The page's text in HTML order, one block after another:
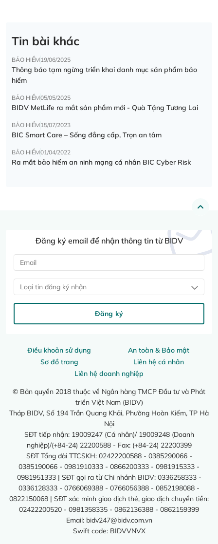
Tin bài khác
BẢO HIỂM19/06/2025
Thông báo tạm ngừng triển khai danh mục sản phẩm bảo
hiểm
BẢO HIỂM05/05/2025
BIDV MetLife ra mắt sản phẩm mới - Quà Tặng Tương Lai
BẢO HIỂM15/07/2023
BIC Smart Care – Sống đẳng cấp, Trọn an tâm
BẢO HIỂM01/04/2022
Ra mắt bảo hiểm an ninh mạng cá nhân BIC Cyber Risk
Điều khoản sử dụng
An toàn & Bảo mật
Sơ đồ trang
Liên hệ cá nhân
Liên hệ doanh nghiệp
© Bản quyền 2018 thuộc về Ngân hàng TMCP Đầu tư và Phát
triển Việt Nam (BIDV)
Tháp BIDV, Số 194 Trần Quang Khải, Phường Hoàn Kiếm, TP Hà
Nội
SĐT tiếp nhận: 19009247 (Cá nhân)/ 19009248 (Doanh
nghiệp)/(+84-24) 22200588 - Fax: (+84-24) 22200399
SĐT Tổng đài TTCSKH: 02422200588 - 0385290066 -
0385190066 - 0981910333 - 0866200333 - 0981915333 -
0981951333 | SĐT gọi ra từ Chi nhánh BIDV: 0336258333 -
0336128333 - 0766069388 - 0766056388 - 0852198088 -
0822150068 | SĐT xác minh giao dịch thẻ, giao dịch chuyển tiền:
02422200520 - 0981358335 - 0862136388 - 0862159399
Email: bidv247@bidv.com.vn
Swift code: BIDVVNVX
Đăng ký email để nhận thông tin từ BIDV
Loại tin đăng ký nhận
Đăng ký